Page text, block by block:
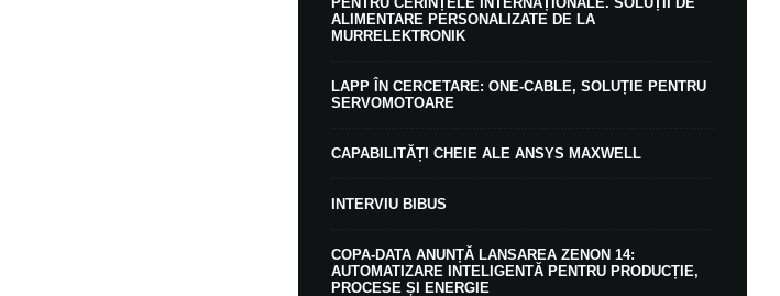
ALIMENTARE PERSONALIZATE DE LA
MURRELEKTRONIK
LAPP ÎN CERCETARE: ONE-CABLE, SOLUȚIE PENTRU
SERVOMOTOARE
CAPABILITĂȚI CHEIE ALE ANSYS MAXWELL
INTERVIU BIBUS
COPA-DATA ANUNȚĂ LANSAREA ZENON 14:
AUTOMATIZARE INTELIGENTĂ PENTRU PRODUCȚIE,
PROCESE ȘI ENERGIE